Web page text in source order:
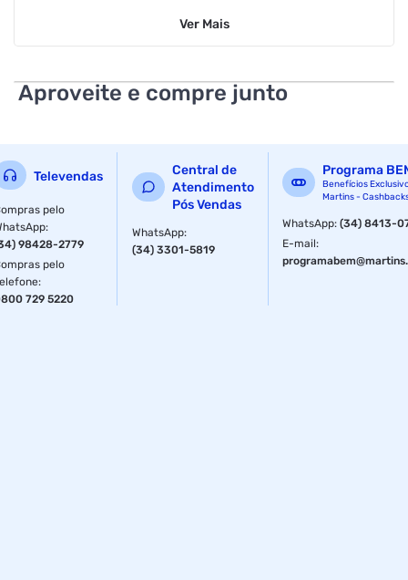
Ver Mais
Aproveite e compre junto
Televendas
pelo
:
98428-2779
pelo
:
729 5220
Central de
Atendimento
Pós Vendas
WhatsApp:
(34) 3301-5819
Programa
Benefícios
Martins -
WhatsApp:(34) 8413-
E-mail: